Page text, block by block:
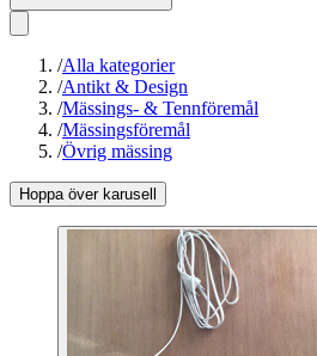
/Alla kategorier
/Antikt & Design
/Mässings- & Tennföremål
/Mässingsföremål
/Övrig mässing
Hoppa över karusell